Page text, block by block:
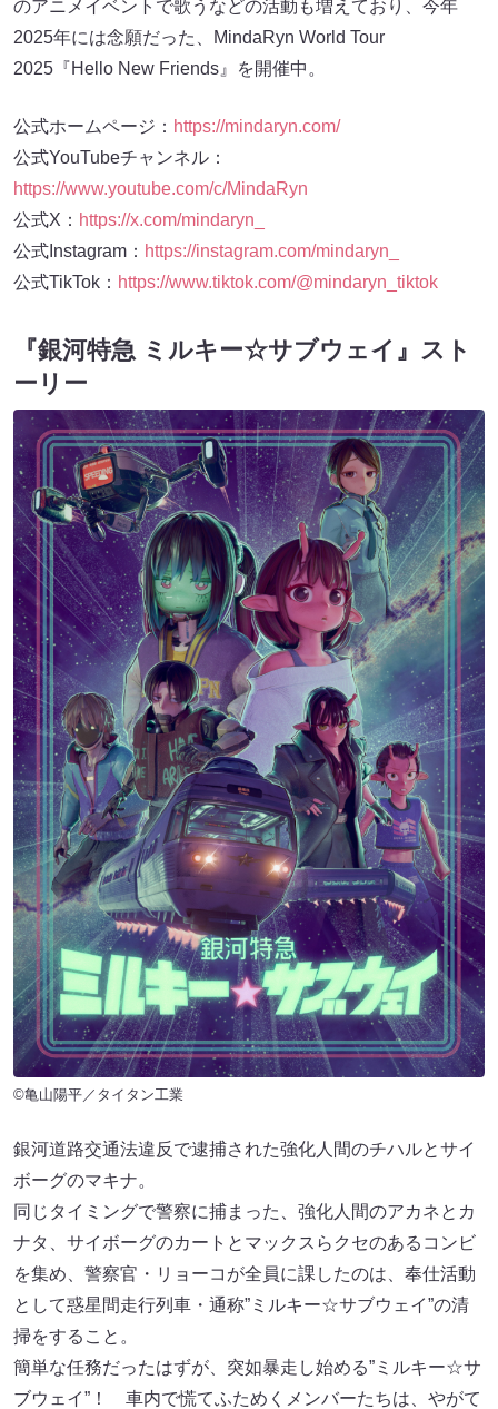
のアニメイベントで歌うなどの活動も増えており、今年
2025年には念願だった、MindaRyn World Tour
2025『Hello New Friends』を開催中。
公式ホームページ： https://mindaryn.com/
公式YouTubeチャンネル：
https://www.youtube.com/c/MindaRyn
公式X： https://x.com/mindaryn_
公式Instagram： https://instagram.com/mindaryn_
公式TikTok： https://www.tiktok.com/@mindaryn_tiktok
『銀河特急 ミルキー☆サブウェイ』スト
ーリー
©亀山陽平／タイタン工業
銀河道路交通法違反で逮捕された強化人間のチハルとサイ
ボーグのマキナ。
同じタイミングで警察に捕まった、強化人間のアカネとカ
ナタ、サイボーグのカートとマックスらクセのあるコンビ
を集め、警察官・リョーコが全員に課したのは、奉仕活動
として惑星間走行列車・通称”ミルキー☆サブウェイ”の清
掃をすること。
簡単な任務だったはずが、突如暴走し始める”ミルキー☆サ
ブウェイ”！ 車内で慌てふためくメンバーたちは、やがて